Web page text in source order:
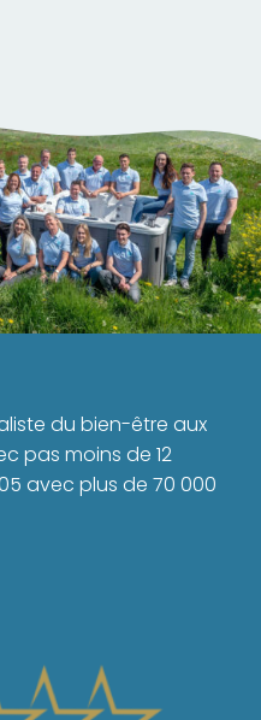
du bien-être aux
pas moins de 12
avec plus de 70 000